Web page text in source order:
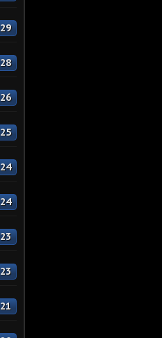
29
28
26
25
24
24
23
23
21